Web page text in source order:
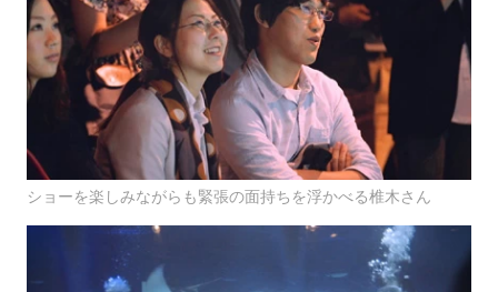
ショーを楽しみながらも緊張の面持ちを浮かべる椎木さん